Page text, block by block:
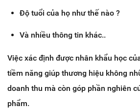
Độ tuổi của họ như thế nào ?
Và nhiều thông tin khác..
Việc xác định được nhân khẩu học
tiềm năng giúp thương hiệu không
doanh thu mà còn góp phần nghiên
phẩm.